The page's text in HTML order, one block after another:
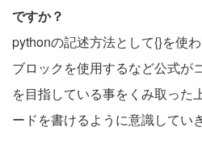
ですか？
pythonの記述方法として{}を使
ブロックを使用するなど公式が
を目指している事をくみ取った
ードを書けるように意識してい